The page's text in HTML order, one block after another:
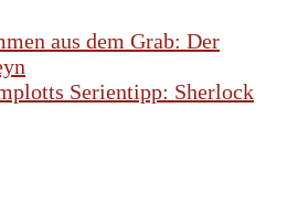
aus dem Grab: Der
Serientipp: Sherlock